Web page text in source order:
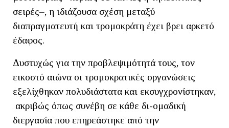
σειρές–, η ιδιάζουσα σχέση μεταξύ
διαπραγματευτή και τρομοκράτη έχει βρει αρκετό
έδαφος.
Δυστυχώς για την προβλεψιμότητά τους, τον
εικοστό αιώνα οι τρομοκρατικές οργανώσεις
εξελίχθηκαν πολυδιάστατα και εκσυγχρονίστηκαν,
ακριβώς όπως συνέβη σε κάθε δι-ομαδική
διεργασία που επηρεάστηκε από την